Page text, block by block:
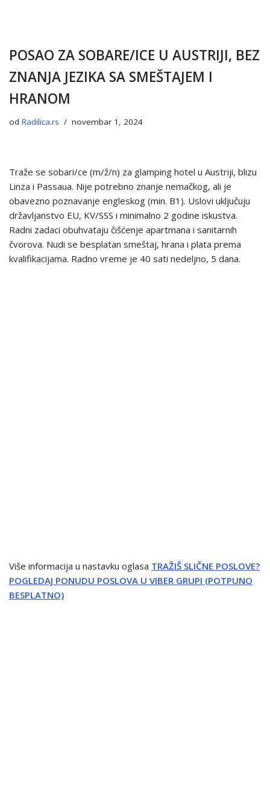
POSAO ZA SOBARE/ICE U AUSTRIJI, BEZ
ZNANJA JEZIKA SA SMEŠTAJEM I
HRANOM
od Radilica.rs novembar 1, 2024
Traže se sobari/ce (m/ž/n) za glamping hotel u Austriji, blizu
Linza i Passaua. Nije potrebno znanje nemačkog, ali je
obavezno poznavanje engleskog (min. B1). Uslovi uključuju
državljanstvo EU, KV/SSS i minimalno 2 godine iskustva.
Radni zadaci obuhvataju čišćenje apartmana i sanitarnih
čvorova. Nudi se besplatan smeštaj, hrana i plata prema
kvalifikacijama. Radno vreme je 40 sati nedeljno, 5 dana.
Više informacija u nastavku oglasa TRAŽIŠ SLIČNE POSLOVE?
POGLEDAJ PONUDU POSLOVA U VIBER GRUPI (POTPUNO
BESPLATNO)